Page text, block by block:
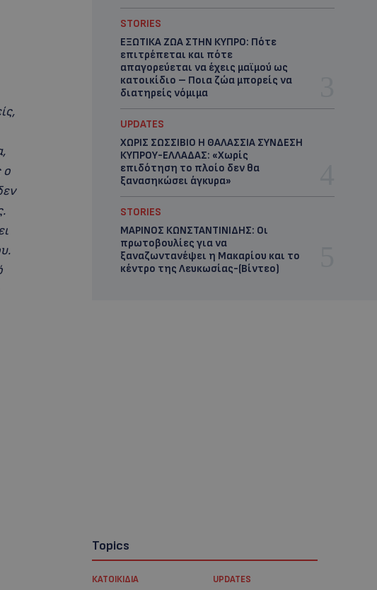
ο
STORIES
ΕΞΩΤΙΚΑ ΖΩΑ ΣΤΗΝ ΚΥΠΡΟ: Πότε
επιτρέπεται και πότε
απαγορεύεται να έχεις μαϊμού ως
κατοικίδιο – Ποια ζώα μπορείς να
διατηρείς νόμιμα
UPDATES
ΧΩΡΙΣ ΣΩΣΣΙΒΙΟ Η ΘΑΛΑΣΣΙΑ ΣΥΝΔΕΣΗ
ΚΥΠΡΟΥ-ΕΛΛΑΔΑΣ: «Χωρίς
επιδότηση το πλοίο δεν θα
ξανασηκώσει άγκυρα»
STORIES
ΜΑΡΙΝΟΣ ΚΩΝΣΤΑΝΤΙΝΙΔΗΣ: Οι
πρωτοβουλίες για να
ξαναζωντανέψει η Μακαρίου και το
κέντρο της Λευκωσίας-(Βίντεο)
Topics
ΚΑΤΟΙΚΙΔΙΑ UPDATES